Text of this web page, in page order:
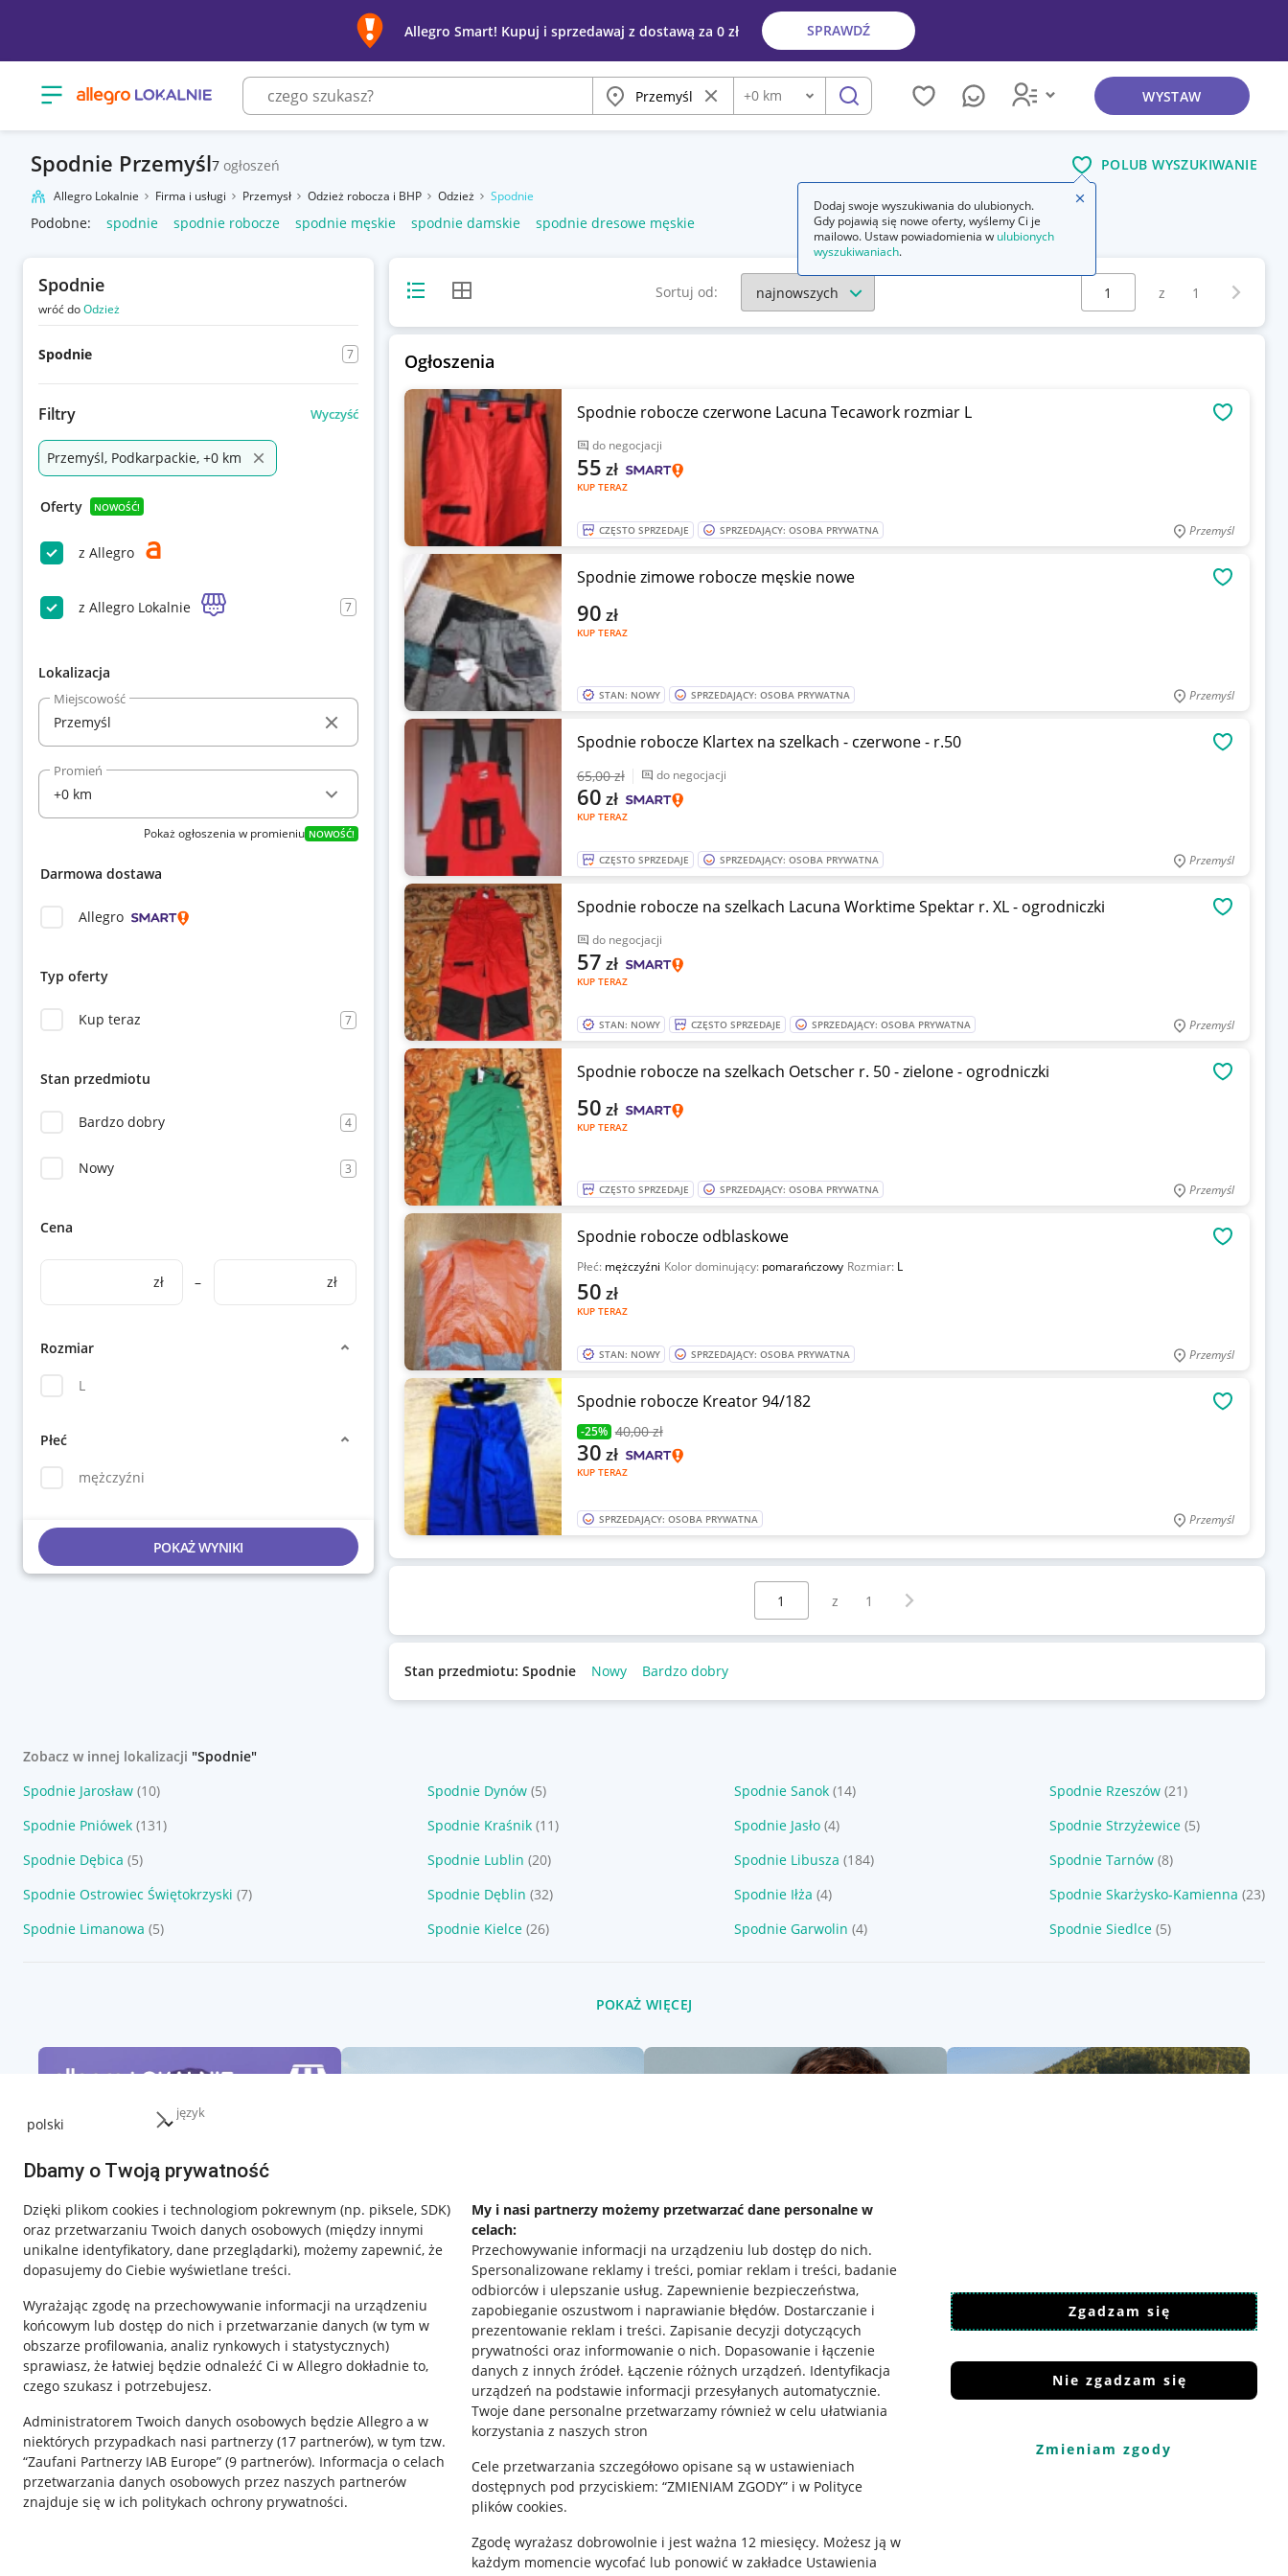
język
Dbamy o Twoją prywatność
Dzięki plikom cookies i technologiom pokrewnym (np. piksele, SDK)
oraz przetwarzaniu Twoich danych osobowych (między innymi
unikalne identyfikatory, dane przeglądarki), możemy zapewnić, że
dopasujemy do Ciebie wyświetlane treści.
Wyrażając zgodę na przechowywanie informacji na urządzeniu
końcowym lub dostęp do nich i przetwarzanie danych (w tym w
obszarze profilowania, analiz rynkowych i statystycznych)
sprawiasz, że łatwiej będzie odnaleźć Ci w Allegro dokładnie to,
czego szukasz i potrzebujesz.
Administratorem Twoich danych osobowych będzie Allegro a w
niektórych przypadkach nasi partnerzy (17 partnerów), w tym tzw.
“Zaufani Partnerzy IAB Europe” (9 partnerów). Informacja o celach
przetwarzania danych osobowych przez naszych partnerów
znajduje się w ich politykach ochrony prywatności.
My i nasi partnerzy możemy przetwarzać dane personalne w
celach:
Przechowywanie informacji na urządzeniu lub dostęp do nich.
Spersonalizowane reklamy i treści, pomiar reklam i treści, badanie
odbiorców i ulepszanie usług. Zapewnienie bezpieczeństwa,
zapobieganie oszustwom i naprawianie błędów. Dostarczanie i
prezentowanie reklam i treści. Zapisanie decyzji dotyczących
prywatności oraz informowanie o nich. Dopasowanie i łączenie
danych z innych źródeł. Łączenie różnych urządzeń. Identyfikacja
urządzeń na podstawie informacji przesyłanych automatycznie.
Twoje dane personalne przetwarzamy również w celu ułatwiania
korzystania z naszych stron
Cele przetwarzania szczegółowo opisane są w ustawieniach
dostępnych pod przyciskiem: “ZMIENIAM ZGODY” i w Polityce
plików cookies.
Zgodę wyrażasz dobrowolnie i jest ważna 12 miesięcy. Możesz ją w
każdym momencie wycofać lub ponowić w zakładce Ustawienia
Zgadzam się
Nie zgadzam się
Zmieniam zgody
Allegro Smart! Kupuj i sprzedawaj z dostawą za 0 zł SPRAWDŹ
Otwórz menu z kategoriami Miasto Wyczyść frazę
Odległość
+0 km szukaj WYSTAW
Spodnie Przemyśl7 ogłoszeń POLUB WYSZUKIWANIE
Allegro Lokalnie Firma i usługi Przemysł Odzież robocza i BHP Odzież Spodnie
Podobne: spodnie spodnie robocze spodnie męskie spodnie damskie spodnie dresowe męskie
Spodnie
wróć doOdzież
Spodnie 7
Filtry Wyczyść
Przemyśl, Podkarpackie, +0 km
Oferty NOWOŚĆ!
z Allegro
z Allegro Lokalnie 7
Lokalizacja
Miejscowość
Promień
Pokaż ogłoszenia w promieniu NOWOŚĆ!
Darmowa dostawa
Allegro
Typ oferty
Kup teraz 7
Stan przedmiotu
Bardzo dobry 4
Nowy 3
Cena
zł – zł
Rozmiar
L
Płeć
mężczyźni
POKAŻ WYNIKI
Widok listyWidok siatki Sortuj od:
Wybierz stronę:
z 1
Ogłoszenia
Spodnie robocze czerwone Lacuna Tecawork rozmiar L
do negocjacji
KUP TERAZ
55 zł
CZĘSTO SPRZEDAJE SPRZEDAJĄCY: OSOBA PRYWATNA Przemyśl
Spodnie zimowe robocze męskie nowe
KUP TERAZ
90 zł
STAN: NOWY SPRZEDAJĄCY: OSOBA PRYWATNA Przemyśl
Spodnie robocze Klartex na szelkach - czerwone - r.50
65,00 zł do negocjacji
KUP TERAZ
60 zł
CZĘSTO SPRZEDAJE SPRZEDAJĄCY: OSOBA PRYWATNA Przemyśl
Spodnie robocze na szelkach Lacuna Worktime Spektar r. XL - ogrodniczki
do negocjacji
KUP TERAZ
57 zł
STAN: NOWY CZĘSTO SPRZEDAJE SPRZEDAJĄCY: OSOBA PRYWATNA Przemyśl
Spodnie robocze na szelkach Oetscher r. 50 - zielone - ogrodniczki
KUP TERAZ
50 zł
CZĘSTO SPRZEDAJE SPRZEDAJĄCY: OSOBA PRYWATNA Przemyśl
Spodnie robocze odblaskowe
Płeć: mężczyźni Kolor dominujący: pomarańczowy Rozmiar: L
KUP TERAZ
50 zł
STAN: NOWY SPRZEDAJĄCY: OSOBA PRYWATNA Przemyśl
Spodnie robocze Kreator 94/182
-25% 40,00 zł
KUP TERAZ
30 zł
SPRZEDAJĄCY: OSOBA PRYWATNA Przemyśl
Wybierz stronę:
z 1 Następna strona
Stan przedmiotu: Spodnie Nowy Bardzo dobry
Zobacz w innej lokalizacji "Spodnie"
Spodnie Jarosław (10) Spodnie Dynów (5) Spodnie Sanok (14) Spodnie Rzeszów (21)
Spodnie Pniówek (131) Spodnie Kraśnik (11) Spodnie Jasło (4) Spodnie Strzyżewice (5)
Spodnie Dębica (5) Spodnie Lublin (20) Spodnie Libusza (184) Spodnie Tarnów (8)
Spodnie Ostrowiec Świętokrzyski (7) Spodnie Dęblin (32) Spodnie Iłża (4) Spodnie Skarżysko-Kamienna (23)
Spodnie Limanowa (5) Spodnie Kielce (26) Spodnie Garwolin (4) Spodnie Siedlce (5)
POKAŻ WIĘCEJ
Przydatne informacje
Jak to działa
Napisz do nas
Allegro Gadane dla sprzedających
Regulamin
Polityka plików "cookies"
Ustawienia plików "cookies"
Udostępnianie lokalizacji
Informacje dla Aktu o Usługach Cyfrowych
Pobierz aplikację
Dodaj swoje wyszukiwania do ulubionych.
Gdy pojawią się nowe oferty, wyślemy Ci je
mailowo. Ustaw powiadomienia w ulubionych
wyszukiwaniach.
Zamknij wskazówkę